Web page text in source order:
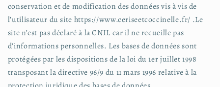
conservation et de modification des données vis à vis de
l’utilisateur du site https://www.ceriseetcoccinelle.fr/ .Le
site n’est pas déclaré à la CNIL car il ne recueille pas
d’informations personnelles. Les bases de données sont
protégées par les dispositions de la loi du 1er juillet 1998
transposant la directive 96/9 du 11 mars 1996 relative à la